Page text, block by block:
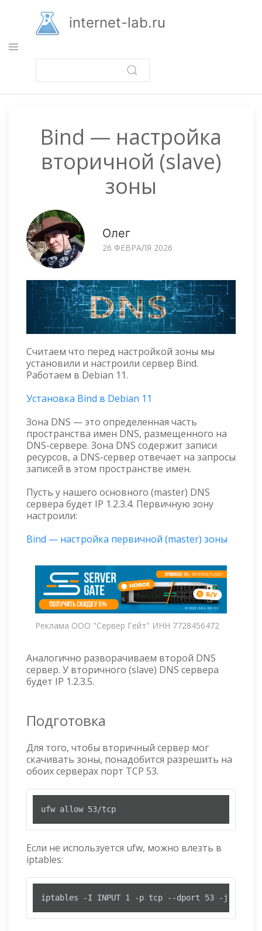
основному
содержанию
internet-lab.ru
Bind — настройка
вторичной (slave)
зоны
Олег
26 ФЕВРАЛЯ 2026
Считаем что перед настройкой зоны мы
установили и настроили сервер Bind.
Работаем в Debian 11.
Установка Bind в Debian 11
Зона DNS — это определенная часть
пространства имен DNS, размещенного на
DNS-сервере. Зона DNS содержит записи
ресурсов, а DNS-сервер отвечает на запросы
записей в этом пространстве имен.
Пусть у нашего основного (master) DNS
сервера будет IP 1.2.3.4. Первичную зону
настроили:
Bind — настройка первичной (master) зоны
Реклама ООО "Сервер Гейт" ИНН 7728456472
Аналогично разворачиваем второй DNS
сервер. У вторичного (slave) DNS сервера
будет IP 1.2.3.5.
Подготовка
Для того, чтобы вторичный сервер мог
скачивать зоны, понадобится разрешить на
обоих серверах порт TCP 53.
ufw allow 53/tcp
Если не используется ufw, можно влезть в
iptables:
iptables -I INPUT 1 -p tcp --dport 53 -j ACCEPT